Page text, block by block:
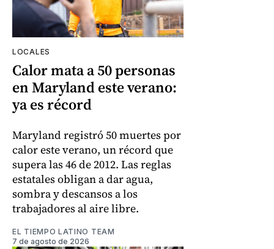
LOCALES
Calor mata a 50 personas
en Maryland este verano:
ya es récord
Maryland registró 50 muertes por
calor este verano, un récord que
supera las 46 de 2012. Las reglas
estatales obligan a dar agua,
sombra y descansos a los
trabajadores al aire libre.
EL TIEMPO LATINO TEAM
7 de agosto de 2026